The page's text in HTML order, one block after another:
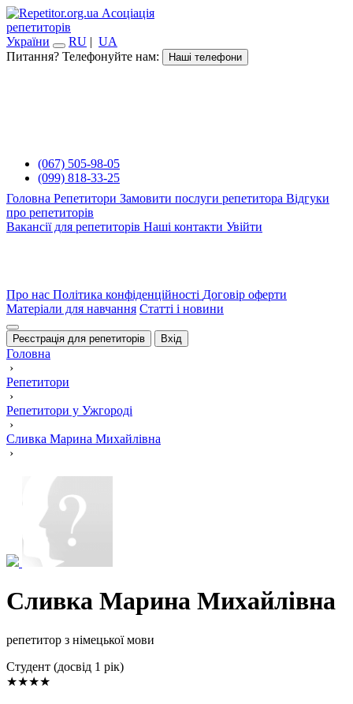
Асоціація
репетиторів
України
RU | UA
Питання? Телефонуйте нам:
Наші телефони
(067) 505-98-05
(099) 818-33-25
Головна Репетитори Замовити послуги репетитора Відгуки
про репетиторів
Вакансії для репетиторів Наші контакти Увійти
Про нас Політика конфіденційності Договір оферти
Матеріали для навчання Статті і новини
Реєстрація для репетиторів Вхід
Головна
›
Репетитори
›
Репетитори у Ужгороді
›
Сливка Марина Михайлівна
›
Сливка Марина Михайлівна
репетитор з німецької мови
Cтудент (досвід 1 рік)
★★★★